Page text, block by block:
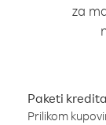
za
Paketi kredita
Prilikom